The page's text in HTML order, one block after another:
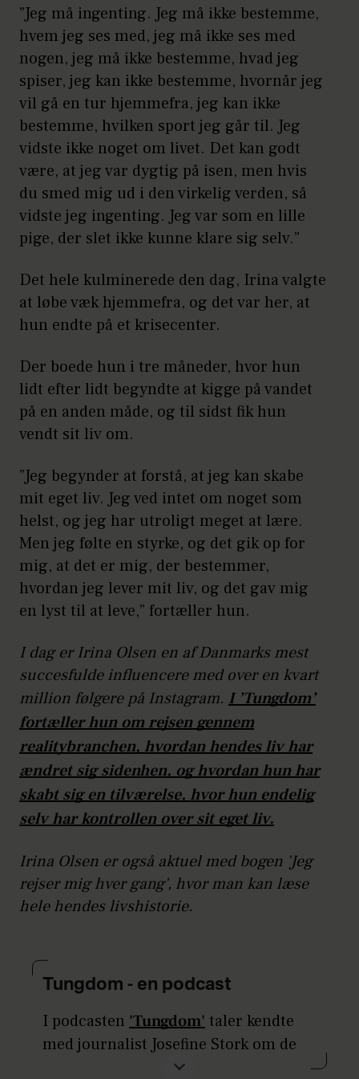
”Jeg må ingenting. Jeg må ikke bestemme,
hvem jeg ses med, jeg må ikke ses med
nogen, jeg må ikke bestemme, hvad jeg
spiser, jeg kan ikke bestemme, hvornår jeg
vil gå en tur hjemmefra, jeg kan ikke
bestemme, hvilken sport jeg går til. Jeg
vidste ikke noget om livet. Det kan godt
være, at jeg var dygtig på isen, men hvis
du smed mig ud i den virkelig verden, så
vidste jeg ingenting. Jeg var som en lille
pige, der slet ikke kunne klare sig selv.”
Det hele kulminerede den dag, Irina valgte
at løbe væk hjemmefra, og det var her, at
hun endte på et krisecenter.
Der boede hun i tre måneder, hvor hun
lidt efter lidt begyndte at kigge på vandet
på en anden måde, og til sidst fik hun
vendt sit liv om.
”Jeg begynder at forstå, at jeg kan skabe
mit eget liv. Jeg ved intet om noget som
helst, og jeg har utroligt meget at lære.
Men jeg følte en styrke, og det gik op for
mig, at det er mig, der bestemmer,
hvordan jeg lever mit liv, og det gav mig
en lyst til at leve,” fortæller hun.
I dag er Irina Olsen en af Danmarks mest
succesfulde influencere med over en kvart
million følgere på Instagram. I ’Tungdom’
fortæller hun om rejsen gennem
realitybranchen, hvordan hendes liv har
ændret sig sidenhen, og hvordan hun har
skabt sig en tilværelse, hvor hun endelig
selv har kontrollen over sit eget liv.
Irina Olsen er også aktuel med bogen 'Jeg
rejser mig hver gang', hvor man kan læse
hele hendes livshistorie.
Tungdom - en podcast
I podcasten 'Tungdom' taler kendte
med journalist Josefine Stork om de
følelser og tunge tanker fra barn- og